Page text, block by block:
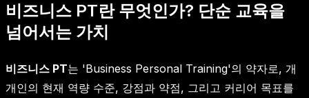
비즈니스 PT란 무엇인가? 단순 교육을
넘어서는 가치
비즈니스 PT는 'Business Personal Training'의 약자로, 개
개인의 현재 역량 수준, 강점과 약점, 그리고 커리어 목표를